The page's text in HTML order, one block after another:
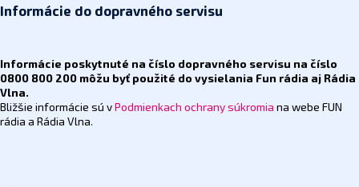
Informácie do dopravného servisu
Informácie poskytnuté na číslo dopravného servisu na číslo
0800 800 200 môžu byť použité do vysielania Fun rádia aj Rádia
Vlna.
Bližšie informácie sú v Podmienkach ochrany súkromia na webe FUN
rádia a Rádia Vlna.